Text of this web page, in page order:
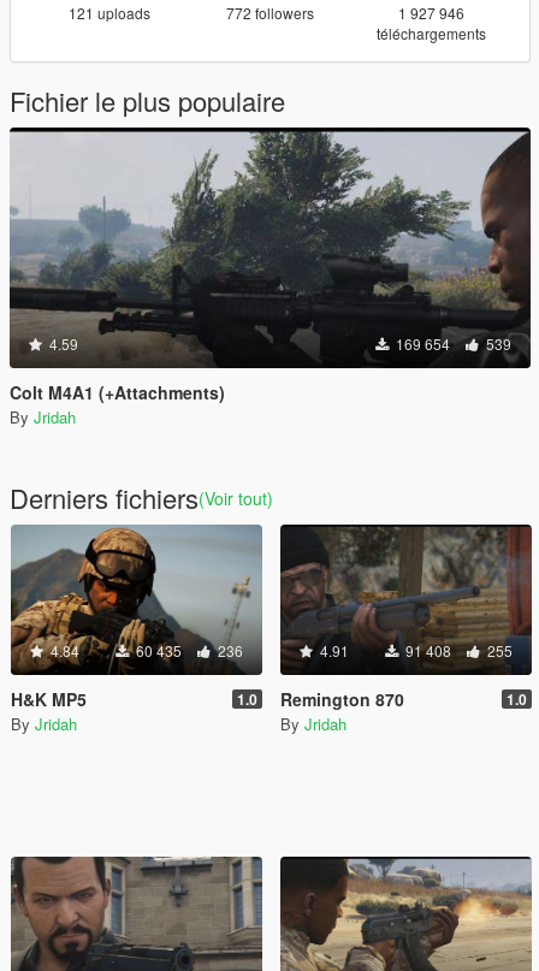
121 uploads 772 followers
1 927 946
téléchargements
Fichier le plus populaire
4.59 169 654 539
Colt M4A1 (+Attachments)
By Jridah
Derniers fichiers(Voir tout)
4.84 60 435 236
H&K MP5 1.0
By Jridah
4.91 91 408 255
Remington 870 1.0
By Jridah